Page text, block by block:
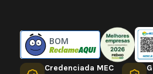
BOM
Credenciada MEC